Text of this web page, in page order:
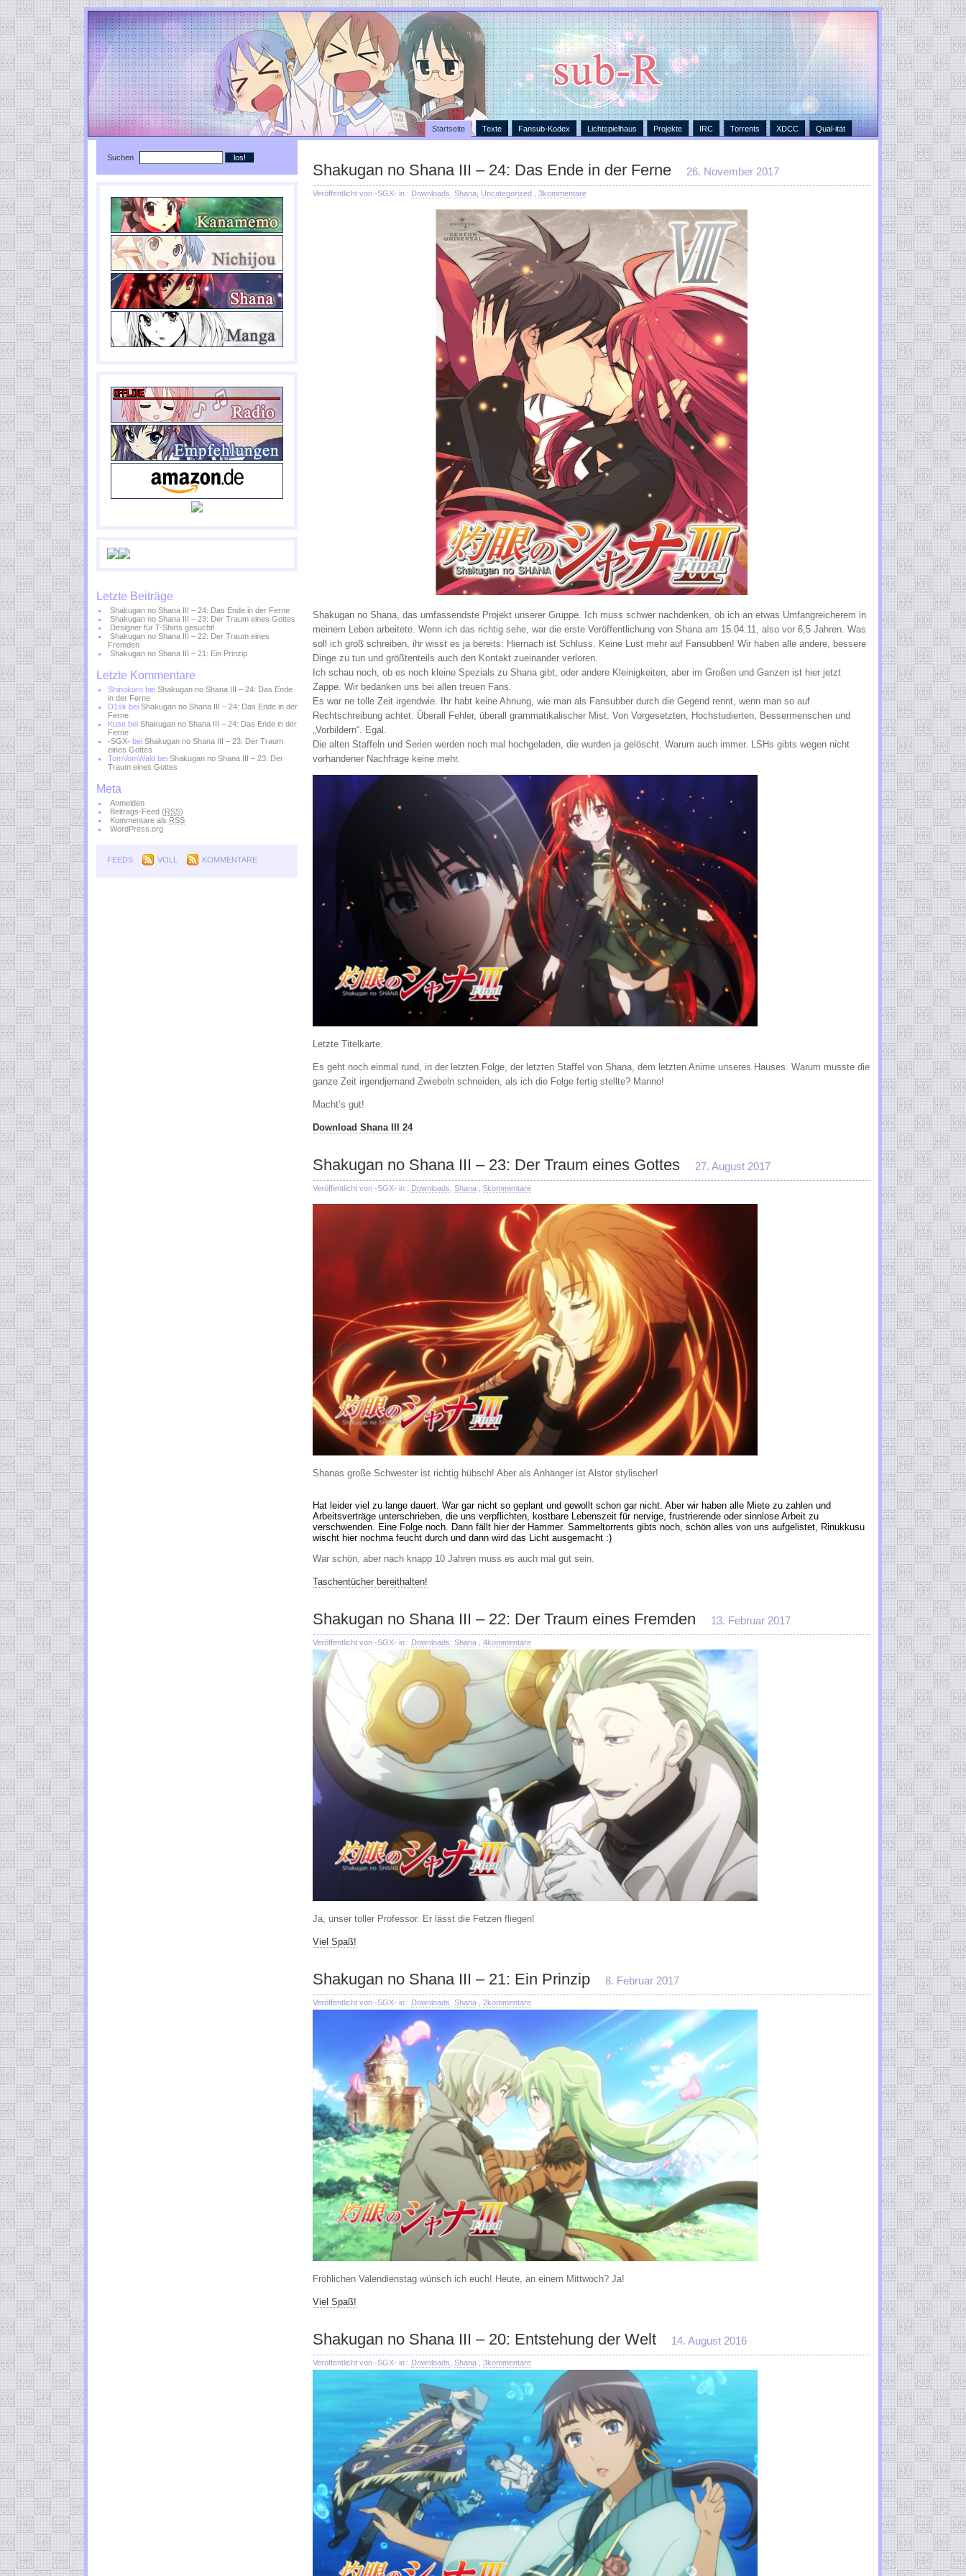
Startseite Texte Fansub-Kodex Lichtspielhaus Projekte IRC Torrents XDCC Qual-ität
Shakugan no Shana III – 24: Das Ende in der Ferne 26. November 2017
Veröffentlicht von -SGX- in : Downloads Shana Uncategorized 3kommentare
Shakugan no Shana, das umfassendste Projekt unserer Gruppe. Ich muss schwer nachdenken, ob ich an etwas Umfangreicherem in
meinem Leben arbeitete. Wenn ich das richtig sehe, war die erste Veröffentlichung von Shana am 15.04.11, also vor 6,5 Jahren. Was
soll ich groß schreiben, ihr wisst es ja bereits: Hiernach ist Schluss. Keine Lust mehr auf Fansubben! Wir haben alle andere, bessere
Dinge zu tun und größtenteils auch den Kontakt zueinander verloren.
Ich schau noch, ob es noch kleine Spezials zu Shana gibt, oder andere Kleinigkeiten, aber im Großen und Ganzen ist hier jetzt
Zappe. Wir bedanken uns bei allen treuen Fans.
Es war ne tolle Zeit irgendwie. Ihr habt keine Ahnung, wie man als Fansubber durch die Gegend rennt, wenn man so auf
Rechtschreibung achtet. Überall Fehler, überall grammatikalischer Mist. Von Vorgesetzten, Hochstudierten, Bessermenschen und
„Vorbildern“. Egal.
Die alten Staffeln und Serien werden noch mal hochgeladen, die wurden ja gelöscht. Warum auch immer. LSHs gibts wegen nicht
vorhandener Nachfrage keine mehr.
Letzte Titelkarte.
Es geht noch einmal rund, in der letzten Folge, der letzten Staffel von Shana, dem letzten Anime unseres Hauses. Warum musste die
ganze Zeit irgendjemand Zwiebeln schneiden, als ich die Folge fertig stellte? Manno!
Macht’s gut!
Download Shana III 24
Shakugan no Shana III – 23: Der Traum eines Gottes 27. August 2017
Veröffentlicht von -SGX- in : Downloads Shana 5kommentare
Shanas große Schwester ist richtig hübsch! Aber als Anhänger ist Alstor stylischer!
Hat leider viel zu lange dauert. War gar nicht so geplant und gewollt schon gar nicht. Aber wir haben alle Miete zu zahlen und
Arbeitsverträge unterschrieben, die uns verpflichten, kostbare Lebenszeit für nervige, frustrierende oder sinnlose Arbeit zu
verschwenden. Eine Folge noch. Dann fällt hier der Hammer. Sammeltorrents gibts noch, schön alles von uns aufgelistet, Rinukkusu
wischt hier nochma feucht durch und dann wird das Licht ausgemacht :)
War schön, aber nach knapp 10 Jahren muss es auch mal gut sein.
Taschentücher bereithalten!
Shakugan no Shana III – 22: Der Traum eines Fremden 13. Februar 2017
Veröffentlicht von -SGX- in : Downloads Shana 4kommentare
Ja, unser toller Professor. Er lässt die Fetzen fliegen!
Viel Spaß!
Shakugan no Shana III – 21: Ein Prinzip 8. Februar 2017
Veröffentlicht von -SGX- in : Downloads Shana 2kommentare
Fröhlichen Valendienstag wünsch ich euch! Heute, an einem Mittwoch? Ja!
Viel Spaß!
Shakugan no Shana III – 20: Entstehung der Welt 14. August 2016
Veröffentlicht von -SGX- in : Downloads Shana 3kommentare
Suchen
Letzte Beiträge
Shakugan no Shana III – 24: Das Ende in der Ferne
Shakugan no Shana III – 23: Der Traum eines Gottes
Designer für T-Shirts gesucht!
Shakugan no Shana III – 22: Der Traum eines
Fremden
Shakugan no Shana III – 21: Ein Prinzip
Letzte Kommentare
Shinokuro bei Shakugan no Shana III – 24: Das Ende
in der Ferne
D1sk bei Shakugan no Shana III – 24: Das Ende in der
Ferne
Kuse bei Shakugan no Shana III – 24: Das Ende in der
Ferne
-SGX- bei Shakugan no Shana III – 23: Der Traum
eines Gottes
TomVomWald bei Shakugan no Shana III – 23: Der
Traum eines Gottes
Meta
Anmelden
Beitrags-Feed (RSS)
Kommentare als RSS
WordPress.org
FEEDS VOLL KOMMENTARE